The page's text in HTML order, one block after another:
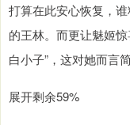
打算在此安心恢复，
的王林。而更让魅姬
白小子”，这对她而言
展开剩余59%